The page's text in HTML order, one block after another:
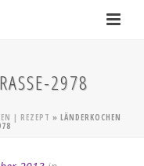
2978
| REZEPT » LÄNDERKOCHEN